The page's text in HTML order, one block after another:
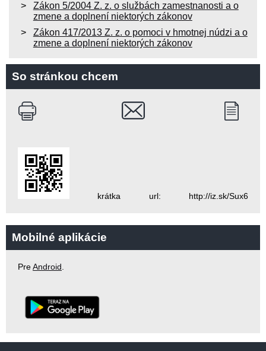
Zákon 5/2004 Z. z. o službách zamestnanosti a o
zmene a doplnení niektorých zákonov
Zákon 417/2013 Z. z. o pomoci v hmotnej núdzi a o
zmene a doplnení niektorých zákonov
So stránkou chcem
krátka url: http://iz.sk/Sux6
Mobilné aplikácie
PreAndroid.